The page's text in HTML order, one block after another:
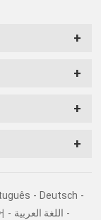
- Deutsch -
- اللغة العربية -